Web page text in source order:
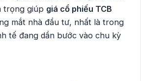
trọng giúp giá cổ phiếu TCB
mắt nhà đầu tư, nhất là trong
tế đang dần bước vào chu kỳ